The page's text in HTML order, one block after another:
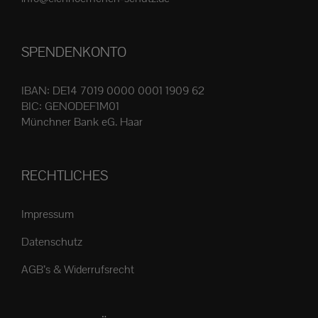
werden
SPENDENKONTO
IBAN: DE14 7019 0000 0001 1909 62
BIC: GENODEF1M01
Münchner Bank eG. Haar
RECHTLICHES
Impressum
Datenschutz
AGB’s & Widerrufsrecht